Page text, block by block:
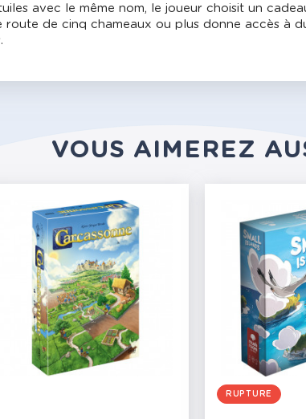
avec le même nom, le joueur choisit un
de cinq chameaux ou plus donne accès à
VOUS AIMEREZ
RUPTURE